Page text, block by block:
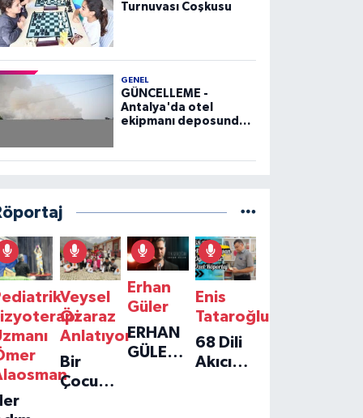
Turnuvası Coşkusu
GENEL
GÜNCELLEME -
Antalya'da otel
ekipmanı deposunda
Veysel
Özaraz
Anlatıyor
Bir
Çocuğun
Erhan
Güler
ERHAN
GÜLER'IN
Enis
Tataroğlu
68 Dili
Akıcı